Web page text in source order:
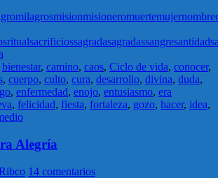
milagrosmisionmisioneromuertemujernombre
ritualsacrificiossagradasagradassangresantidad
bienestar, camino, caos, Ciclo de vida, conocer,
, cuerpo, culto, cura, desarrollo, divina, duda,
, enfermedad, enojo, entusiasmo, era
, felicidad, fiesta, fortaleza, gozo, hacer, idea,
Alegría
14 comentarios